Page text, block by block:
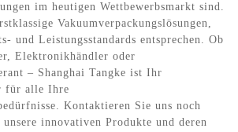
im heutigen Wettbewerbsmarkt sind.
Vakuumverpackungslösungen,
und Leistungsstandards entsprechen. Ob
Elektronikhändler oder
– Shanghai Tangke ist Ihr
für alle Ihre
Kontaktieren Sie uns noch
innovativen Produkte und deren